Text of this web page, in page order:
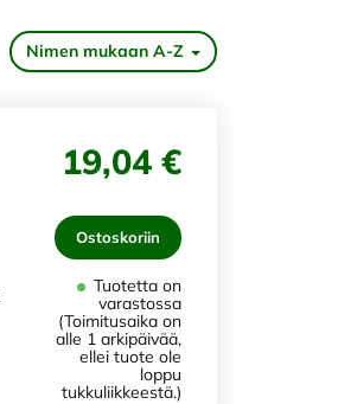
Nimen mukaan A-Z
19,04 €
Ostoskoriin
Tuotetta on
varastossa
(Toimitusaika on
alle 1 arkipäivää,
ellei tuote ole
loppu
tukkuliikkeestä.)